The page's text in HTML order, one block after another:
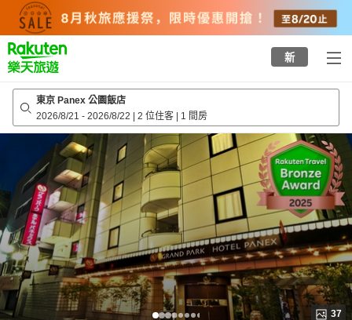
top
page
新
東京 Panex 公園飯店
2026/8/21 - 2026/8/22 | 2 位住客 | 1 間房
37